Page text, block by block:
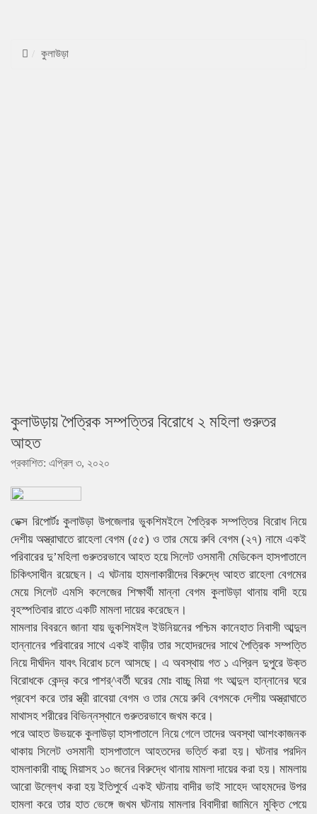
কুলাউড়া
কুলাউড়ায় পৈত্রিক সম্পত্তির বিরোধে ২ মহিলা গুরুতর
আহত
প্রকাশিত: এপ্রিল ৩, ২০২০
ডেক্স রিপোর্টঃ কুলাউড়া উপজেলার ভুকশিমইলে পৈত্রিক সম্পত্তির বিরোধ নিয়ে
দেশীয় অস্ত্রাঘাতে রাহেলা বেগম (৫৫) ও তার মেয়ে রুবি বেগম (২৭) নামে একই
পরিবারের দু’মহিলা গুরুতরভাবে আহত হয়ে সিলেট ওসমানী মেডিকেল হাসপাতালে
চিকিৎসাধীন রয়েছেন। এ ঘটনায় হামলাকারীদের বিরুদ্ধে আহত রাহেলা বেগমের
মেয়ে সিলেট এমসি কলেজের শিক্ষার্থী মান্না বেগম কুলাউড়া থানায় বাদী হয়ে
বৃহস্পতিবার রাতে একটি মামলা দায়ের করেছেন।
মামলার বিবরনে জানা যায় ভুকশিমইল ইউনিয়নের পশ্চিম কানেহাত নিবাসী আব্দুল
হান্নানের পরিবারের সাথে একই বাড়ীর তার সহোদরদের সাথে পৈত্রিক সম্পত্তি
নিয়ে দীর্ঘদিন যাবৎ বিরোধ চলে আসছে। এ অবস্থায় গত ১ এপ্রিল দুপুরে উক্ত
বিরোধকে কেন্দ্র করে পাশর্^বর্তী ঘরের মোঃ বাচ্চু মিয়া গং আব্দুল হান্নানের ঘরে
প্রবেশ করে তার স্ত্রী রাবেয়া বেগম ও তার মেয়ে রুবি বেগমকে দেশীয় অস্ত্রাঘাতে
মাথাসহ শরীরের বিভিন্নস্থানে গুরুতরভাবে জখম করে।
পরে আহত উভয়কে কুলাউড়া হাসপাতালে নিয়ে গেলে তাদের অবস্থা আশংকাজনক
থাকায় সিলেট ওসমানী হাসপাতালে আহতদের ভর্ত্তি করা হয়। ঘটনার পরদিন
হামলাকারী বাচ্চু মিয়াসহ ১০ জনের বিরুদ্ধে থানায় মামলা দায়ের করা হয়। মামলায়
আরো উল্লেখ করা হয় ইতিপুর্বে একই ঘটনায় বাদীর ভাই সাহেদ আহমদের উপর
হামলা করে তার হাত ভেঙ্গে জখম ঘটনায় মামলার বিবাদীরা জামিনে মুক্তি পেয়ে